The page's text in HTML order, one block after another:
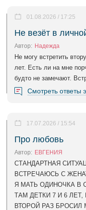
Не везёт в
01.08.2026 / 17:25
Автор: Надежда
Не могу встретить
лет. Есть ли на мне
будто не замечают.
Смотреть ответы
Про любовь
17.07.2026 / 15:54
Автор: ЕВГЕНИЯ
СТАНДАРТНАЯ
ВСТРЕЧАЮСЬ С
Я МАТЬ ОДИНОЧКА В
ТАМ ДЕТКИ 7 И 6
ВТОРОЙ РАЗ